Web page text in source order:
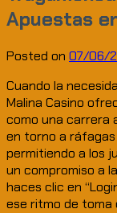
Apuestas
Posted on 07/06/
Cuando la
Malina Casino
como una carrera
en torno a
permitiendo a los
un compromiso a
haces clic en
ese ritmo de toma